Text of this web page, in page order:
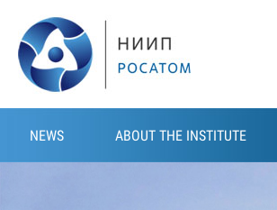
NEWS ABOUT THE INSTITUTE